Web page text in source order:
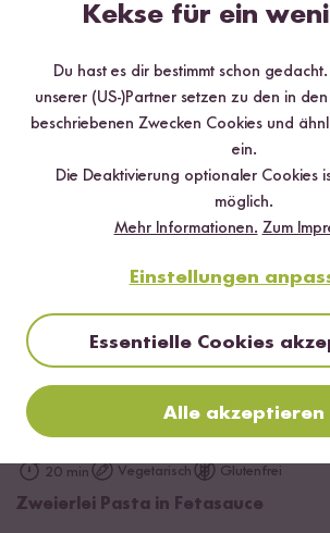
*Das Digitale Rezeptbuch wird dir nach vollständiger
per E-Mail zugeschickt.
Mehr Rezepte mit
Reis
20 min Vegetarisch Glutenfrei
Zweierlei Pasta in Fetasauce
Kekse für ein
Du hast es dir bestimmt schon
unserer (US-)Partner setzen zu den in
beschriebenen Zwecken Cookies und
ein.
Die Deaktivierung optionaler Cookies
möglich.
Mehr Informationen. Zum
Einstellungen
Essentielle Cookies
Alle akzeptieren